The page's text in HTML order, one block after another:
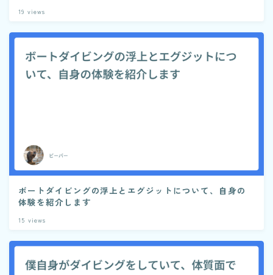
19 views
ボートダイビングの浮上とエグジットについて、自身の
体験を紹介します
15 views